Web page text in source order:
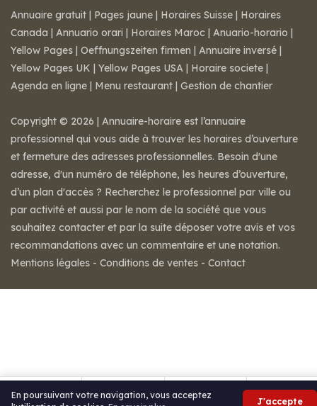
En poursuivant votre navigation, vous acceptez
J'accepte
Annuaire gratuit | Pages jaune | Horaires Suisse | Horaires
Canada | Annuario orari | Horaires Maroc | Anuario-horario |
Yellow Pages | Oeffnungszeiten firmen | Annuaire inversé |
Yellow Pages UK | Yellow Pages USA | Horaire societe |
Agenda en ligne | Menu restaurant | Gestion de chantier
Copyright © 2026 | Annuaire-horaire est l’annuaire
professionnel qui vous aide à trouver les horaires d’ouverture
et fermeture des adresses professionnelles. Besoin d'une
adresse, d'un numéro de téléphone, les heures d’ouverture,
d’un plan d'accès ? Recherchez le professionnel par ville ou
par activité et aussi par le nom de la société que vous
souhaitez contacter et par la suite déposer votre avis et vos
recommandations avec un commentaire et une notation.
Mentions légales - Conditions de ventes - Contact